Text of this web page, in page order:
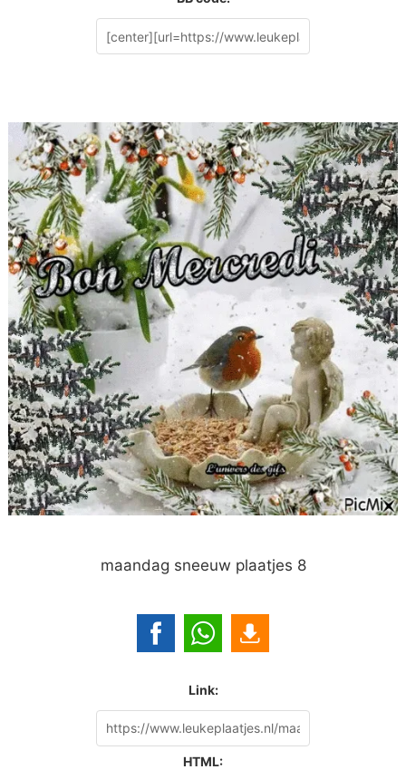
maandag sneeuw plaatjes 8
Link:
HTML: